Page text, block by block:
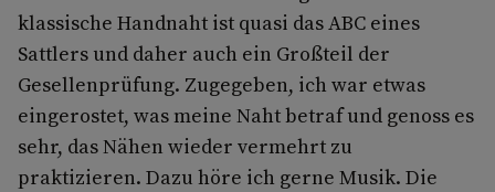
klassische Handnaht ist quasi das ABC eines
Sattlers und daher auch ein Großteil der
Gesellenprüfung. Zugegeben, ich war etwas
eingerostet, was meine Naht betraf und genoss es
sehr, das Nähen wieder vermehrt zu
praktizieren. Dazu höre ich gerne Musik. Die